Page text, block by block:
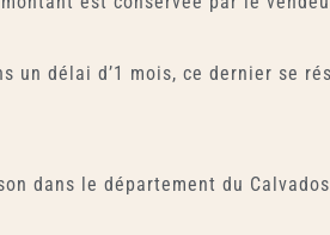
un délai d’1 mois, ce dernier se
dans le département du